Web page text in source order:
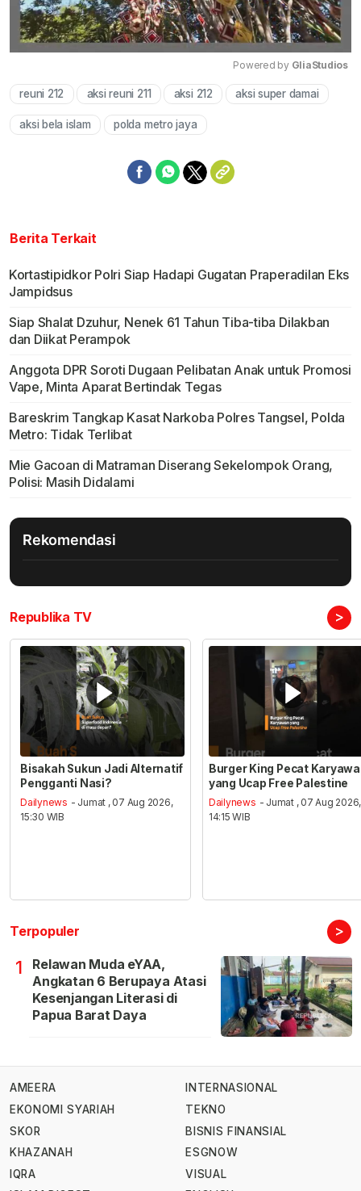
Mute
Powered by GliaStudios
reuni 212 aksi reuni 211 aksi 212 aksi super damai
aksi bela islam polda metro jaya
Berita Terkait
Kortastipidkor Polri Siap Hadapi Gugatan Praperadilan Eks
Jampidsus
Siap Shalat Dzuhur, Nenek 61 Tahun Tiba-tiba Dilakban
dan Diikat Perampok
Anggota DPR Soroti Dugaan Pelibatan Anak untuk Promosi
Vape, Minta Aparat Bertindak Tegas
Bareskrim Tangkap Kasat Narkoba Polres Tangsel, Polda
Metro: Tidak Terlibat
Mie Gacoan di Matraman Diserang Sekelompok Orang,
Polisi: Masih Didalami
Rekomendasi
Republika TV >
Bisakah Sukun Jadi Alternatif
Pengganti Nasi?
Dailynews - Jumat , 07 Aug 2026,
15:30 WIB
Burger King Pecat
yang Ucap Free Palestine
Dailynews - Jumat , 07 Aug 2026,
14:15 WIB
Terpopuler >
1
Relawan Muda eYAA,
Angkatan 6 Berupaya Atasi
Kesenjangan Literasi di
Papua Barat Daya
AMEERA
EKONOMI SYARIAH
SKOR
KHAZANAH
IQRA
INTERNASIONAL
TEKNO
BISNIS FINANSIAL
ESGNOW
VISUAL